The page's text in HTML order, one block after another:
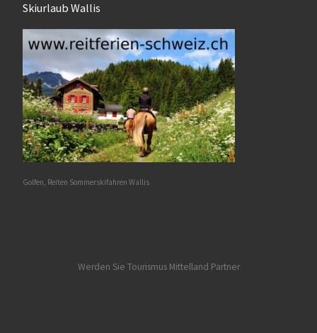
Skiurlaub Wallis
Golfen, Reiten Sommerskifahren Wallis
Werden Sie Tourismus Mittelland Partner